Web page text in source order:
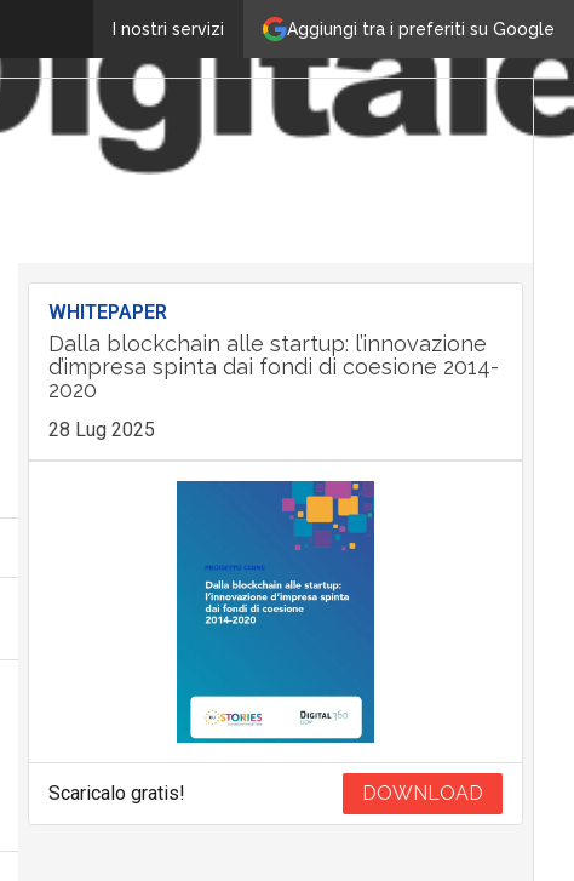
Aggiungi tra i preferiti su Google
I nostri servizi
WHITEPAPER
Dalla blockchain alle startup: l’innovazione
d’impresa spinta dai fondi di coesione 2014-
2020
28 Lug 2025
Scaricalo gratis! DOWNLOAD